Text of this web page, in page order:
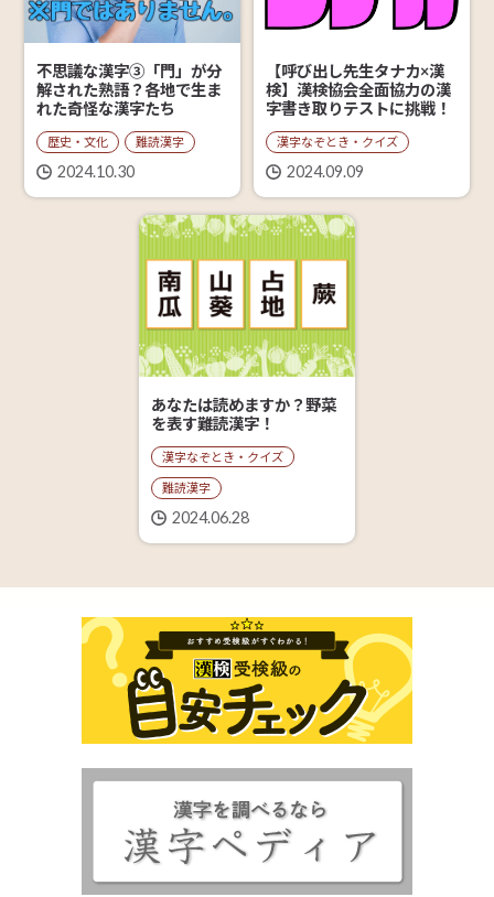
不思議な漢字③「門」が分
解された熟語？各地で生ま
れた奇怪な漢字たち
歴史・文化 難読漢字
2024.10.30
【呼び出し先生タナカ×漢
検】漢検協会全面協力の漢
字書き取りテストに挑戦！
漢字なぞとき・クイズ
2024.09.09
あなたは読めますか？野菜
を表す難読漢字！
漢字なぞとき・クイズ
難読漢字
2024.06.28